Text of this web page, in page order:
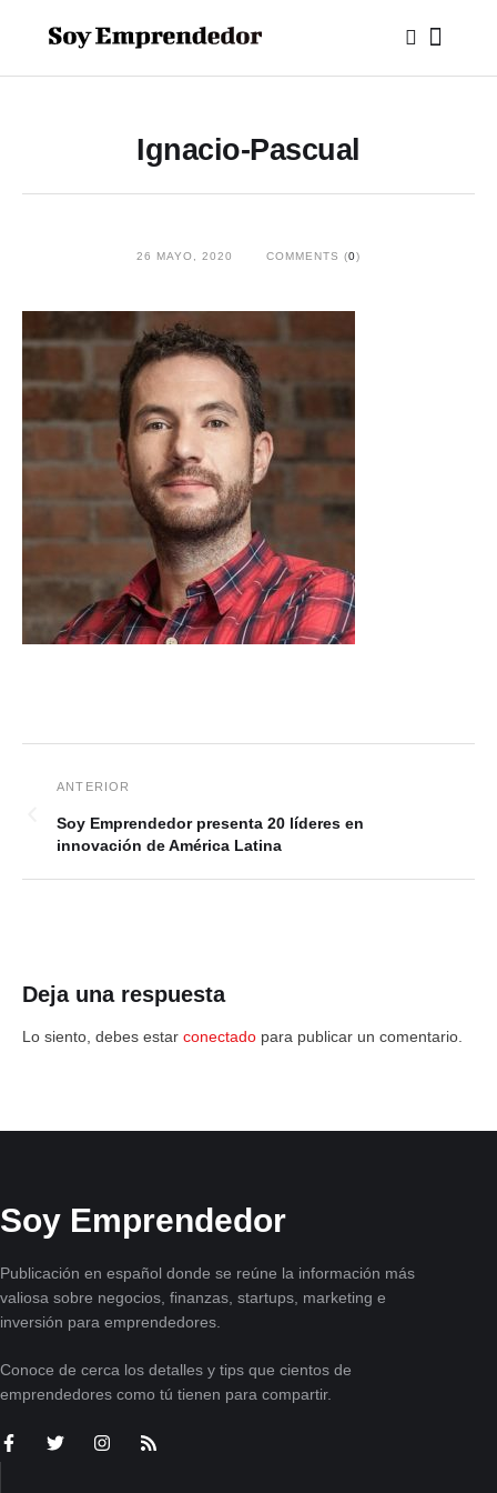
Ignacio-Pascual
26 MAYO, 2020 COMMENTS (0)
Soy Emprendedor presenta 20 líderes en
innovación de América Latina
Deja una respuesta
Lo siento, debes estar conectado para publicar un comentario.
Soy Emprendedor
Publicación en español donde se reúne la información más
valiosa sobre negocios, finanzas, startups, marketing e
inversión para emprendedores.
Conoce de cerca los detalles y tips que cientos de
emprendedores como tú tienen para compartir.